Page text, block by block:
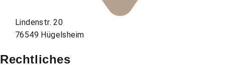
Lindenstr. 20
76549 Hügelsheim
Rechtliches